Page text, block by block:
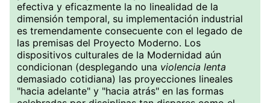
efectiva y eficazmente la no linealidad de la
dimensión temporal, su implementación industrial
es tremendamente consecuente con el legado de
las premisas del Proyecto Moderno. Los
dispositivos culturales de la Modernidad aún
condicionan (desplegando una violencia lenta
demasiado cotidiana) las proyecciones lineales
"hacia adelante" y "hacia atrás" en las formas